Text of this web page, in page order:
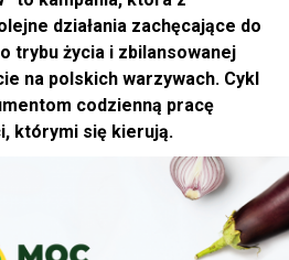
działania zachęcające do
trybu życia i zbilansowanej
na polskich warzywach. Cykl
codzienną pracę
którymi się kierują.